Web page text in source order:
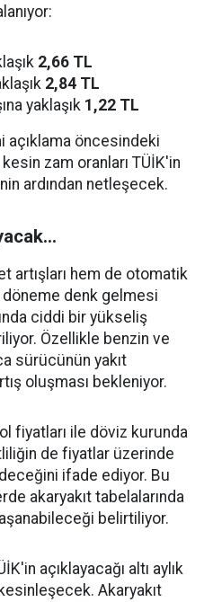
2,66 TL
2,84 TL
yaklaşık 1,22 TL
açıklama öncesindeki
zam oranları TÜİK'in
ardından netleşecek.
artışları hem de otomatik
denk gelmesi
ciddi bir yükseliş
Özellikle benzin ve
sürücünün yakıt
oluşması bekleniyor.
fiyatları ile döviz kurunda
de fiyatlar üzerinde
ifade ediyor. Bu
akaryakıt tabelalarında
belirtiliyor.
açıklayacağı altı aylık
Akaryakıt